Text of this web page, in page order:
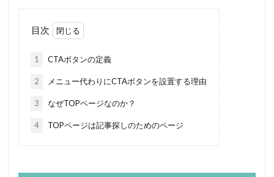
目次
1 CTAボタンの定義
2 メニュー代わりにCTAボタンを設置する理由
3 なぜTOPページなのか？
4 TOPページは記事探しのためのページ